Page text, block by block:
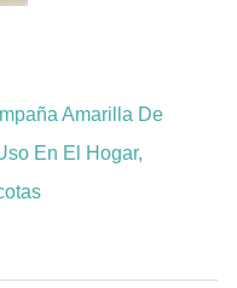
Amarilla De
En El Hogar,